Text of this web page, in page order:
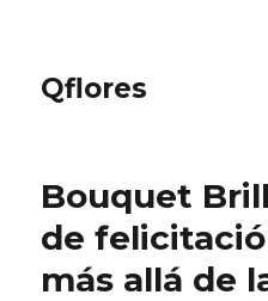
Qflores
Bouquet
de
más allá de